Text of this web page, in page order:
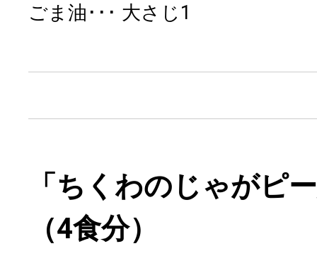
ごま油
大さじ1
「ちくわのじゃがピ
（4食分）